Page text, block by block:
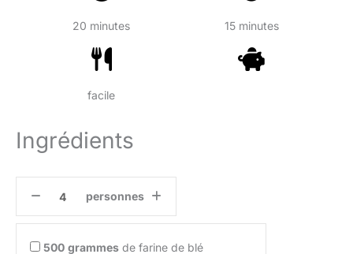
20 minutes 15 minutes
facile
Ingrédients
personnes
500 grammes de farine de blé